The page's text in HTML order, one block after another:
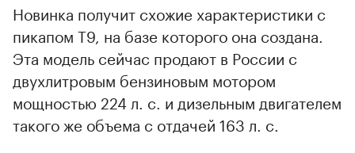
Новинка получит схожие характеристики с
пикапом T9, на базе которого она создана.
Эта модель сейчас продают в России с
двухлитровым бензиновым мотором
мощностью 224 л. с. и дизельным двигателем
такого же объема с отдачей 163 л. с.